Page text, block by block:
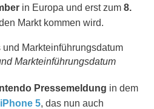
in Europa und erst zum 8.
Markt kommen wird.
Markteinführungsdatum
Pressemeldung in dem
iPhone 5, das nun auch